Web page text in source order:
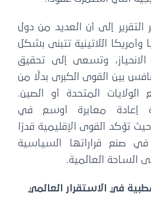
إلى أن العديد من دول
وأمريكا اللاتينية تتبنى بشكل
وتسعى إلى تحقيق
بين القوى الكبرى بدلًا من
المتحدة أو الصين.
إعادة معايرة أوسع في
حيث تؤكد القوى الإقليمية قدرًا
في صنع قراراتها السياسية
الساحة العالمية.
في الاستقرار العالمي